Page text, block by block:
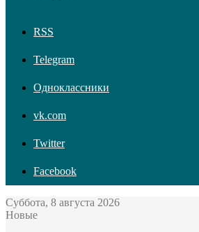
RSS
Telegram
Одноклассники
vk.com
Twitter
Facebook
Суббота, 8 августа 2026
Новые